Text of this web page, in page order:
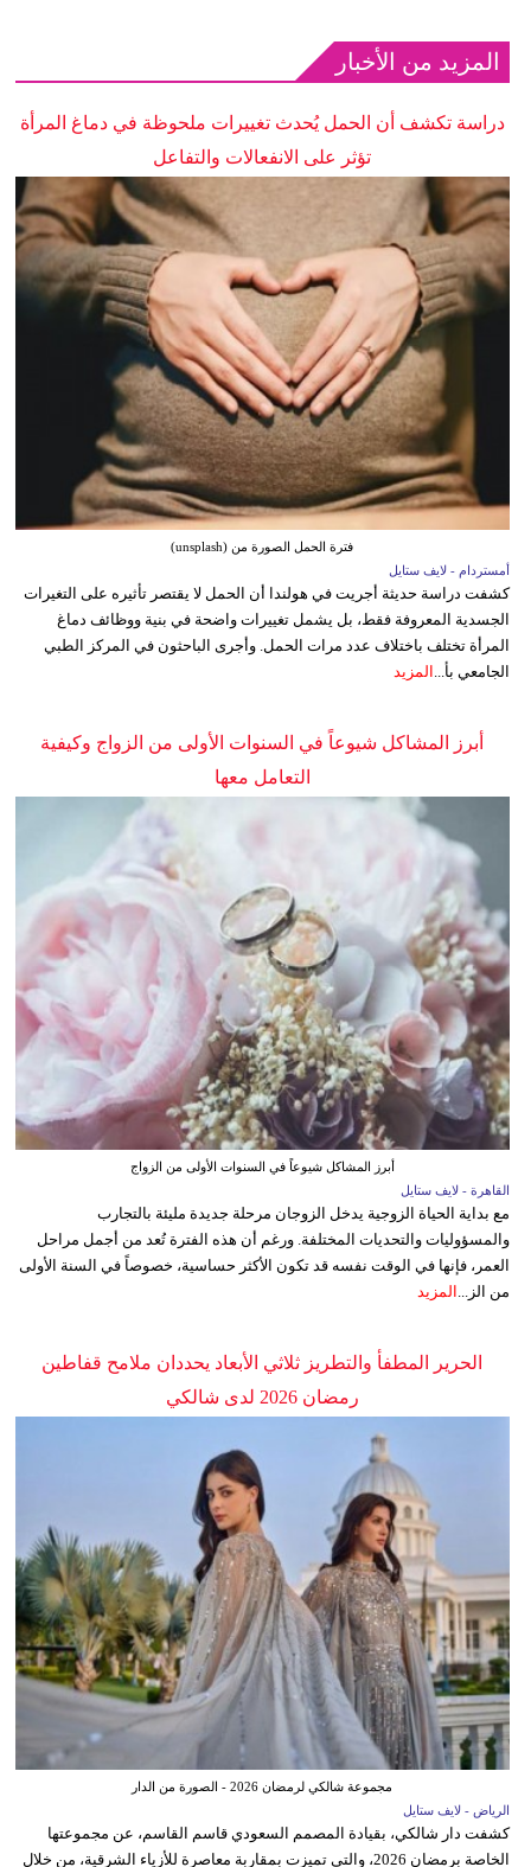
المزيد من الأخبار
دراسة تكشف أن الحمل يُحدث تغييرات ملحوظة في دماغ المرأة
تؤثر على الانفعالات والتفاعل
فترة الحمل الصورة من (unsplash)
أمستردام - لايف ستايل
كشفت دراسة حديثة أجريت في هولندا أن الحمل لا يقتصر تأثيره على التغيرات
الجسدية المعروفة فقط، بل يشمل تغييرات واضحة في بنية ووظائف دماغ
المرأة تختلف باختلاف عدد مرات الحمل. وأجرى الباحثون في المركز الطبي
الجامعي بأ... المزيد
أبرز المشاكل شيوعاً في السنوات الأولى من الزواج وكيفية
التعامل معها
أبرز المشاكل شيوعاً في السنوات الأولى من الزواج
القاهرة - لايف ستايل
مع بداية الحياة الزوجية يدخل الزوجان مرحلة جديدة مليئة بالتجارب
والمسؤوليات والتحديات المختلفة. ورغم أن هذه الفترة تُعد من أجمل مراحل
العمر، فإنها في الوقت نفسه قد تكون الأكثر حساسية، خصوصاً في السنة الأولى
من الز...
المزيد
الحرير المطفأ والتطريز ثلاثي الأبعاد يحددان ملامح قفاطين
رمضان 2026 لدى شالكي
مجموعة شالكي لرمضان 2026 - الصورة من الدار
الرياض - لايف ستايل
كشفت دار شالكي، بقيادة المصمم السعودي قاسم القاسم، عن مجموعتها
الخاصة برمضان 2026، والتي تميزت بمقاربة معاصرة للأزياء الشرقية، من خلال